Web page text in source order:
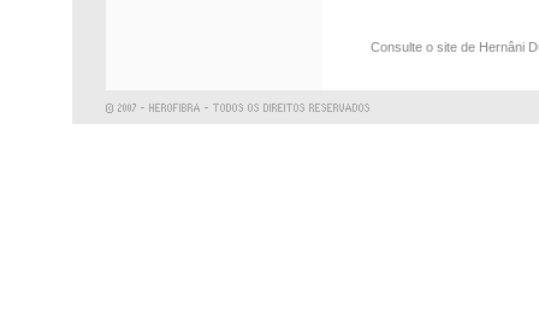
Consulte o site de Hernâni